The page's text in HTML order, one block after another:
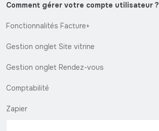
Comment gérer votre compte utilisateur ?
Fonctionnalités Facture+
Gestion onglet Site vitrine
Gestion onglet Rendez-vous
Comptabilité
Zapier